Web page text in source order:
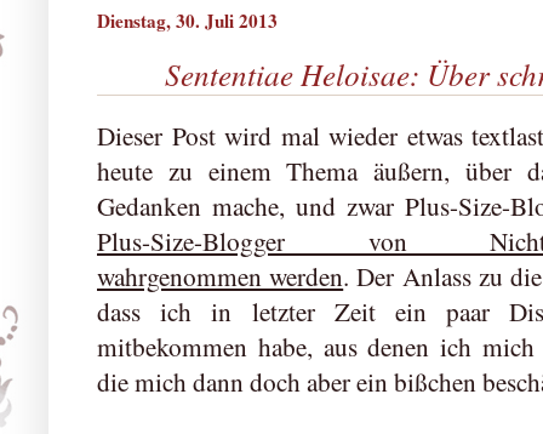
Dienstag, 30. Juli 2013
Sententiae Heloisae: Über
Dieser Post wird mal wieder etwas
heute zu einem Thema äußern, über
Gedanken mache, und zwar Plus-Size-
Plus-Size-Blogger von Nicht-
wahrgenommen werden. Der Anlass zu
dass ich in letzter Zeit ein paar
mitbekommen habe, aus denen ich mich
die mich dann doch aber ein bißchen